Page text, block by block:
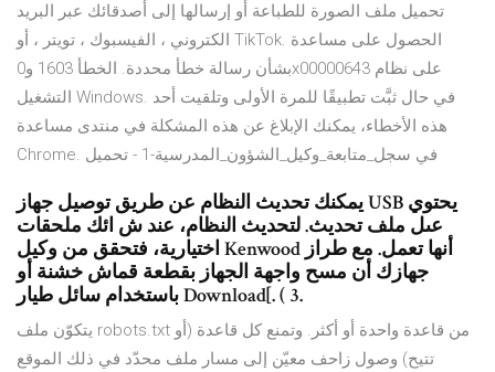
تحميل ملف الصورة للطباعة أو إرسالها إلى أصدقائك عبر البريد
الكتروني ، الفيسبوك ، تويتر ، أو TikTok. الحصول على مساعدة
بشأن رسالة خطأ محددة. الخطأ 1603 و0x00000643 على نظام
التشغيل Windows. في حال ثبَّت تطبيقًا للمرة الأولى وتلقيت أحد
هذه الأخطاء، يمكنك الإبلاغ عن هذه المشكلة في منتدى مساعدة
Chrome. في سجل_متابعة_وكيل_الشؤون_المدرسية-1 - تحميل
يمكنك تحديث النظام عن طريق توصيل جهاز USB يحتوي
عىل ملف تحديث. لتحديث النظام، عند ش ائك ملحقات
اختيارية، فتحقق من وكيل Kenwood أنها تعمل. مع طراز
جهازك أن مسح واجهة الجهاز بقطعة قماش خشنة أو
باستخدام سائل طيار Download[. ( 3.
يتكوّن ملف robots.txt من قاعدة واحدة أو أكثر. وتمنع كل قاعدة (أو
تتيح) وصول زاحف معيّن إلى مسار ملف محدّد في ذلك الموقع